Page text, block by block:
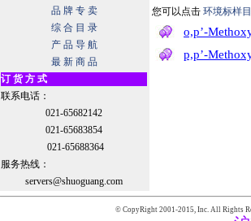
品 牌 专 卖
综 合 目 录
产 品 导 航
最 新 商 品
订 货 方 式
联系电话：
021-65682142
021-65683854
021-65688364
服务热线：
servers@shuoguang.com
您可以点击 环境标样
o,p’-
p,p’-
© CopyRight 2001-2015, Inc. All Rights